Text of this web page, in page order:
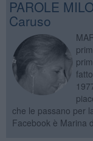
PAROLE
Caruso
che le passano per
Facebook è Marina